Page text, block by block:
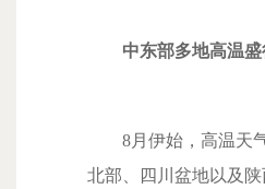
中东部多地高温
8月伊始，高温天气
北部、四川盆地以及